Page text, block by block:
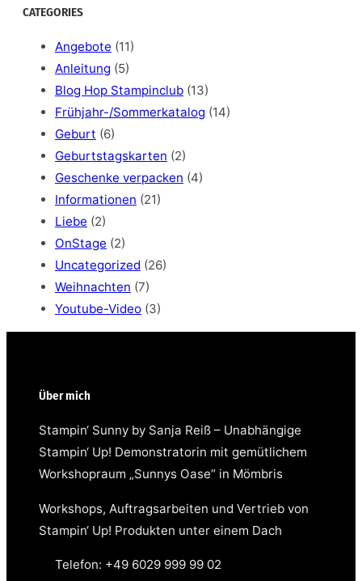
a
CATEGORIES
Angebote (11)
Anleitung (5)
Blog Hop Stampinclub (13)
Frühjahr-/Sommerkatalog (14)
Geburt (6)
Geburtstagskarten (2)
Geschenke verpacken (4)
Informationen (21)
Liebe (2)
OnStage (2)
Uncategorized (26)
Weihnachten (7)
Youtube-Video (3)
Über mich
Stampin‘ Sunny by Sanja Reiß – Unabhängige
Stampin‘ Up! Demonstratorin mit gemütlichem
Workshopraum „Sunnys Oase“ in Mömbris
Workshops, Auftragsarbeiten und Vertrieb von
Stampin‘ Up! Produkten unter einem Dach
Telefon: +49 6029 999 99 02